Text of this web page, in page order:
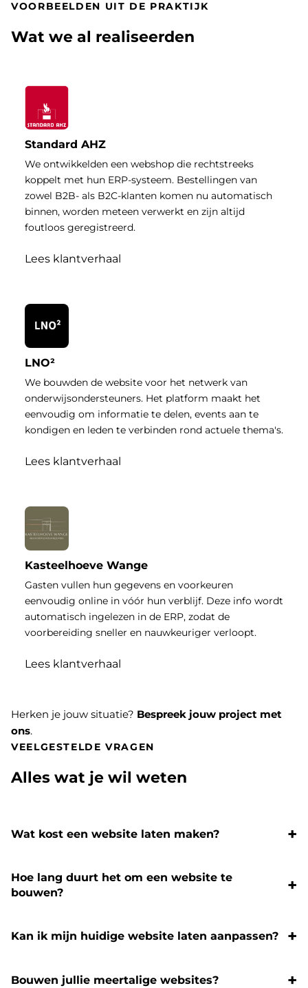
VOORBEELDEN UIT DE PRAKTIJK
Wat we al realiseerden
Standard AHZ
We ontwikkelden een webshop die rechtstreeks
koppelt met hun ERP-systeem. Bestellingen van
zowel B2B- als B2C-klanten komen nu automatisch
binnen, worden meteen verwerkt en zijn altijd
foutloos geregistreerd.
Lees klantverhaal
LNO²
We bouwden de website voor het netwerk van
onderwijsondersteuners. Het platform maakt het
eenvoudig om informatie te delen, events aan te
kondigen en leden te verbinden rond actuele thema's.
Lees klantverhaal
Kasteelhoeve Wange
Gasten vullen hun gegevens en voorkeuren
eenvoudig online in vóór hun verblijf. Deze info wordt
automatisch ingelezen in de ERP, zodat de
voorbereiding sneller en nauwkeuriger verloopt.
Lees klantverhaal
Herken je jouw situatie? Bespreek jouw project met
ons.
VEELGESTELDE VRAGEN
Alles wat je wil weten
Wat kost een website laten maken?
Hoe lang duurt het om een website te
bouwen?
Kan ik mijn huidige website laten aanpassen?
Bouwen jullie meertalige websites?